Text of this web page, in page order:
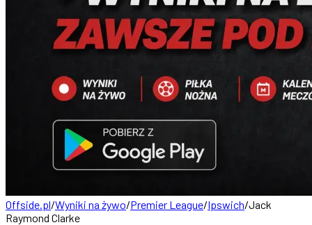
Offside.pl/Wyniki na żywo/Premier League/Ipswich/Jack
Raymond Clarke